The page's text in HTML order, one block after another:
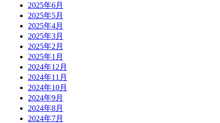
2025年6月
2025年5月
2025年4月
2025年3月
2025年2月
2025年1月
2024年12月
2024年11月
2024年10月
2024年9月
2024年8月
2024年7月